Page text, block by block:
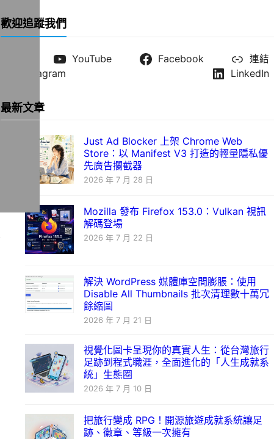
歡迎追蹤我們
YouTube Facebook
連結
Instagram
LinkedIn
最新文章
Just Ad Blocker 上架 Chrome Web
Store：以 Manifest V3 打造的輕量隱私優
先廣告攔截器
2026 年 7 月 28 日
Mozilla 發布 Firefox 153.0：Vulkan 視訊
解碼登場
2026 年 7 月 22 日
解決 WordPress 媒體庫空間膨脹：使用
Disable All Thumbnails 批次清理數十萬冗
餘縮圖
2026 年 7 月 21 日
視覺化圖卡呈現你的真實人生：從台灣旅行
足跡到程式職涯，全面進化的「人生成就系
統」生態圈
2026 年 7 月 10 日
把旅行變成 RPG！開源旅遊成就系統讓足
跡、徽章、等級一次擁有